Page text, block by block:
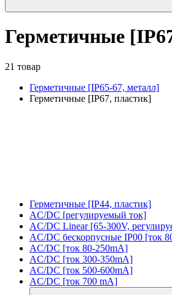
Герметичные
21 товар
Герметичные [IP65-67, металл]
Герметичные [IP67, пластик]
Герметичные [IP44, пластик]
AC/DC [регулируемый ток]
AC/DC Linear [65-300V,
AC/DC бескорпусные IP00 [ток
AC/DC [ток 80-250mA]
AC/DC [ток 300-350mA]
AC/DC [ток 500-600mA]
AC/DC [ток 700 mA]